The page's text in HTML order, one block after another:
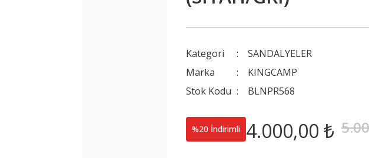
Kategori
SANDALYELER
Marka
KINGCAMP
Stok Kodu
BLNPR568
%20 İndirimli 4.000,00 ₺